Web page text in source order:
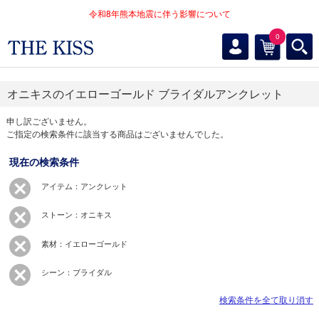
令和8年熊本地震に伴う影響について
0
オニキスのイエローゴールド ブライダルアンクレット
申し訳ございません。
ご指定の検索条件に該当する商品はございませんでした。
現在の検索条件
アイテム：アンクレット
ストーン：オニキス
素材：イエローゴールド
シーン：ブライダル
検索条件を全て取り消す